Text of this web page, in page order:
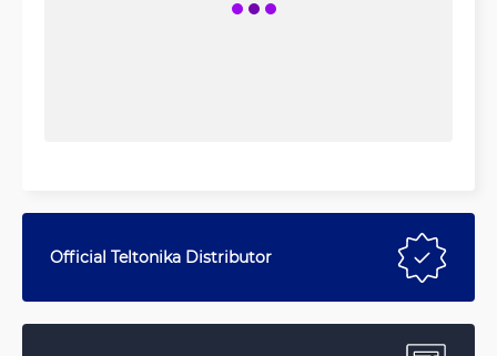
Official Teltonika Distributor